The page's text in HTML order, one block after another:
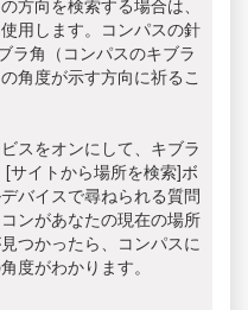
方向を検索する場合は、
用します。コンパスの針
ラ角（コンパスのキブラ
角度が示す方向に祈るこ
スをオンにして、キブラ
サイトから場所を検索]ボ
バイスで尋ねられる質問
ンがあなたの現在の場所
つかったら、コンパスに
度がわかります。